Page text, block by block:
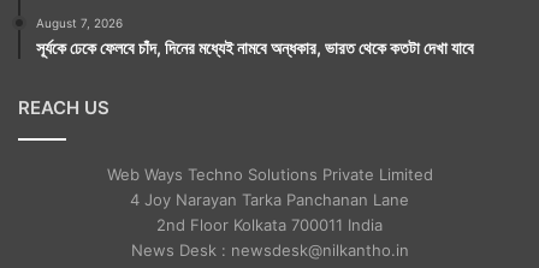
মধ্যে।
এখানে যে প্রতিকারগুলি রাশি অনুযায়ী করা হল তা শুধুমাত্র এক
বছরের জন্য। প্রতিকারগুলি আমার মনগড়া কোনও কথা নয়।
বিভিন্ন সময়ে ভারতের নানা প্রান্তে ভ্রমণকালীন পথচলতি
August 7, 2026
সূর্যকে ঢেকে ফেলবে চাঁদ, দিনের মধ্যেই নামবে অন্ধকার, ভারত থেকে কতটা দেখা যাবে
REACH US
Web Ways Techno Solutions Private Limited
4 Joy Narayan Tarka Panchanan Lane
2nd Floor Kolkata 700011 India
News Desk : newsdesk@nilkantho.in